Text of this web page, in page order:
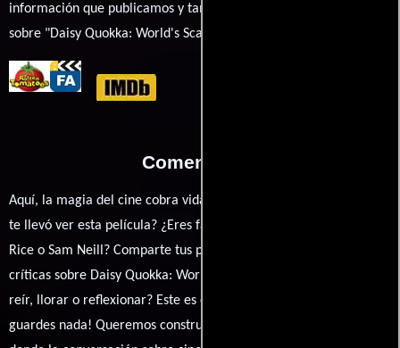
información que publicamos y también ampliar tu conocimiento
sobre "Daisy Quokka: World's Scariest Animal".
Comentarios
Aquí, la magia del cine cobra vida a través de tus opiniones. ¿Qué
te llevó ver esta película? ¿Eres fan de Ricard Cussó, Angourie
Rice o Sam Neill? Comparte tus pensamientos, emociones y
críticas sobre Daisy Quokka: World's Scariest Animal. ¿Te hizo
reír, llorar o reflexionar? Este es el lugar para expresarlo. ¡No te
guardes nada! Queremos construir una comunidad apasionada